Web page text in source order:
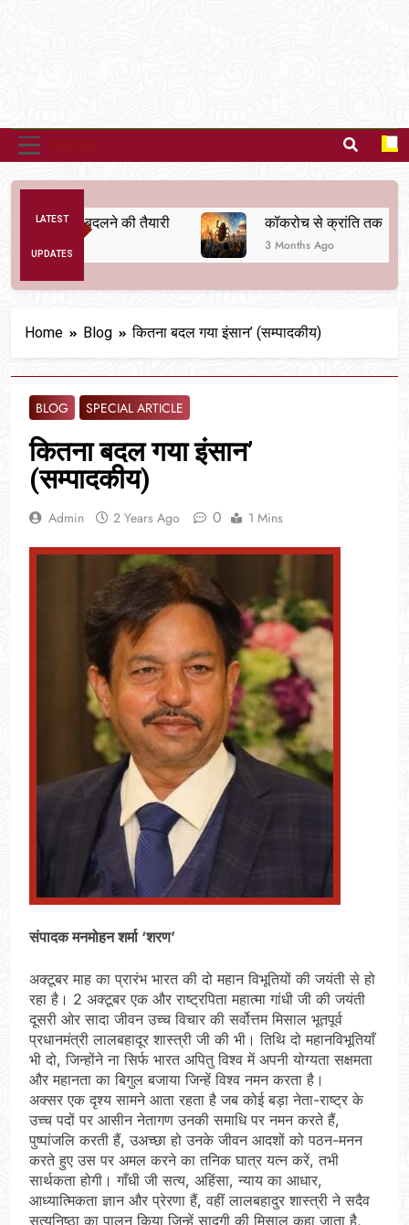
LATEST
UPDATES
बदलने की तैयारी कॉकरोच से क्रांति तक
3 Months Ago
Home Blog कितना बदल गया इंसान’ (सम्पादकीय)
BLOG SPECIAL ARTICLE
कितना बदल गया इंसान’
(सम्पादकीय)
Admin 2 Years Ago 0 1 Mins
संपादक मनमोहन शर्मा ‘शरण’
अक्टूबर माह का प्रारंभ भारत की दो महान विभूतियों की जयंती से हो
रहा है। 2 अक्टूबर एक और राष्ट्रपिता महात्मा गांधी जी की जयंती
दूसरी ओर सादा जीवन उच्च विचार की सर्वोत्तम मिसाल भूतपूर्व
प्रधानमंत्री लालबहादूर शास्त्री जी की भी। तिथि दो महानविभूतियाँ
भी दो, जिन्होंने ना सिर्फ भारत अपितु विश्व में अपनी योग्यता सक्षमता
और महानता का बिगुल बजाया जिन्हें विश्व नमन करता है।
अक्सर एक दृश्य सामने आता रहता है जब कोई बड़ा नेता-राष्ट्र के
उच्च पदों पर आसीन नेतागण उनकी समाधि पर नमन करते हैं,
पुष्पांजलि करती हैं, उअच्छा हो उनके जीवन आदशों को पठन-मनन
करते हुए उस पर अमल करने का तनिक घात्र यत्न करें, तभी
सार्थकता होगी। गाँधी जी सत्य, अहिंसा, न्याय का आधार,
आध्यात्मिकता ज्ञान और प्रेरणा हैं, वहीं लालबहादुर शास्त्री ने सदैव
सत्यनिष्ठा का पालन किया जिन्हें सादगी की मिसाल कहा जाता है,